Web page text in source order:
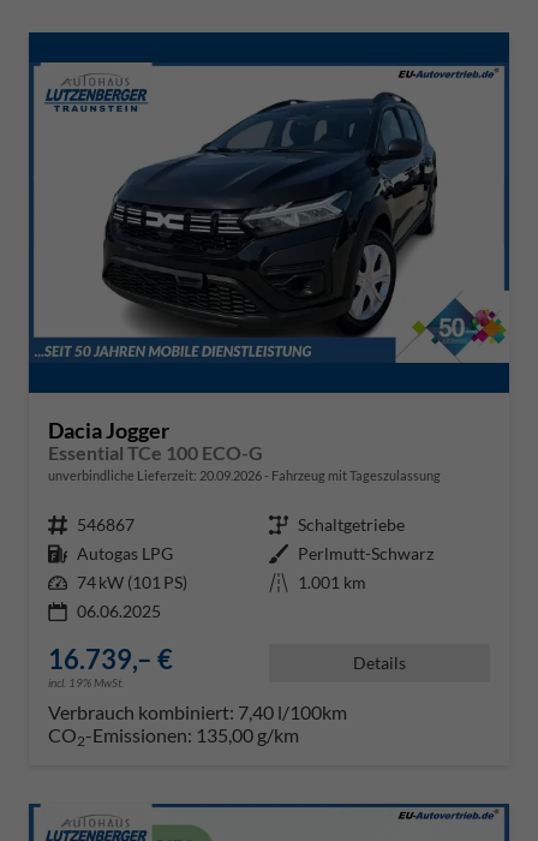
Dacia Jogger
Essential TCe 100 ECO-G
unverbindliche Lieferzeit: 20.09.2026 Fahrzeug mit Tageszulassung
Fahrzeugnr. 546867 Getriebe Schaltgetriebe
Kraftstoff Autogas LPG Außenfarbe Perlmutt-Schwarz
Leistung 74 kW (101 PS) Kilometerstand 1.001 km
06.06.2025
16.739,– €
incl. 19% MwSt.
Details
Verbrauch kombiniert: 7,40 l/100km
CO2-Emissionen: 135,00 g/km